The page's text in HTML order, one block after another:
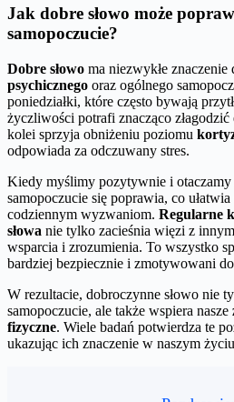
Jak dobre słowo może
samopoczucie?
Dobre słowo ma niezwykłe znaczenie
psychicznego oraz ogólnego
poniedziałki, które często bywają
życzliwości potrafi znacząco
kolei sprzyja obniżeniu poziomu
odpowiada za odczuwany stres.
Kiedy myślimy pozytywnie i otaczamy
samopoczucie się poprawia, co ułatwia
codziennym wyzwaniom. Regularne
słowa nie tylko zacieśnia więzi z
wsparcia i zrozumienia. To wszystko
bardziej bezpiecznie i zmotywowani do
W rezultacie, dobroczynne słowo nie
samopoczucie, ale także wspiera nasze
fizyczne. Wiele badań potwierdza te
ukazując ich znaczenie w naszym